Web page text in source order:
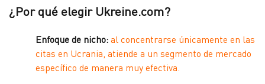
¿Por qué elegir Ukreine.com?
Enfoque de nicho: al concentrarse únicamente en las
citas en Ucrania, atiende a un segmento de mercado
específico de manera muy efectiva.